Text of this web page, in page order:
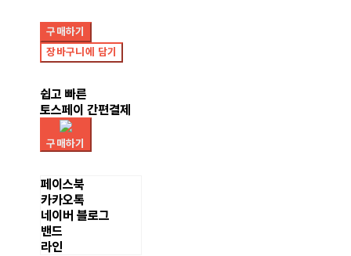
구매하기
장바구니에 담기
쉽고 빠른
토스페이 간편결제
구매하기
페이스북
카카오톡
네이버 블로그
밴드
라인